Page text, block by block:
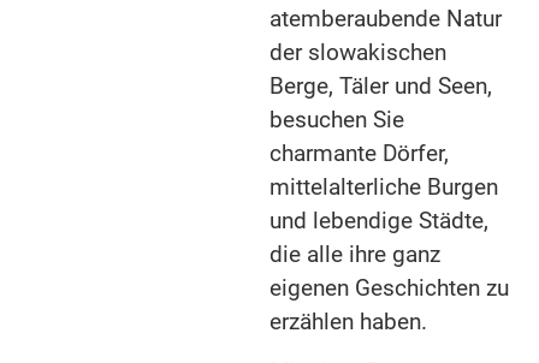
atemberaubende Natur
der slowakischen
Berge, Täler und Seen,
besuchen Sie
charmante Dörfer,
mittelalterliche Burgen
und lebendige Städte,
die alle ihre ganz
eigenen Geschichten zu
erzählen haben.